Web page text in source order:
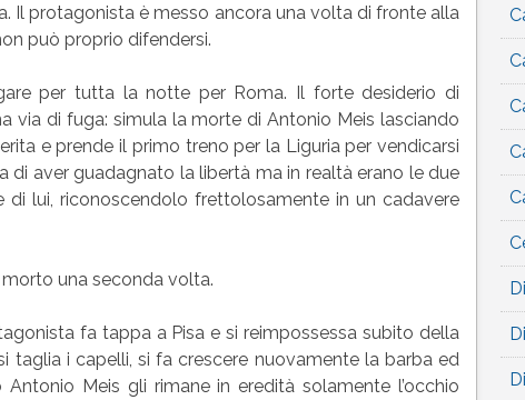
Il protagonista è messo ancora una volta di fronte alla
può proprio difendersi.
per tutta la notte per Roma. Il forte desiderio di
via di fuga: simula la morte di Antonio Meis lasciando
e prende il primo treno per la Liguria per vendicarsi
di aver guadagnato la libertà ma in realtà erano le due
di lui, riconoscendolo frettolosamente in un cadavere
una seconda volta.
fa tappa a Pisa e si reimpossessa subito della
taglia i capelli, si fa crescere nuovamente la barba ed
Meis gli rimane in eredità solamente l’occhio